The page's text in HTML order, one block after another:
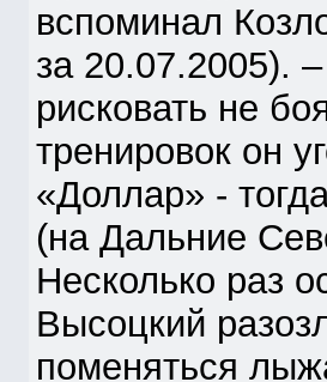
вспоминал
за 20.07.2005).
рисковать не
тренировок он
«Доллар» -
(на Дальние
Несколько раз
Высоцкий
поменяться